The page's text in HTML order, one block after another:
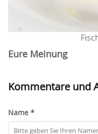
Eure Meinung
Kommentare und
Name *